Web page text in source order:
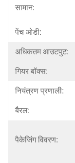
सामान:
पेंच ओडी:
अधिकतम आउटपुट:
गियर बॉक्स:
नियंत्रण प्रणाली:
बैरल:
पैकेजिंग विवरण: